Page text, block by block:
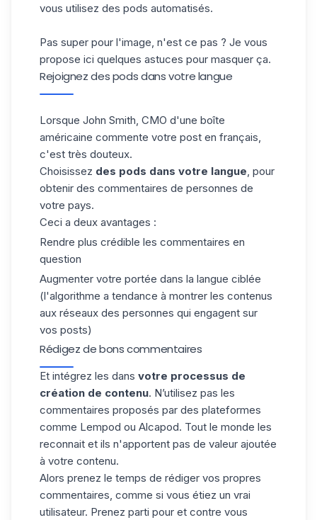
vous utilisez des pods automatisés.
Pas super pour l'image, n'est ce pas ? Je vous
propose ici quelques astuces pour masquer ça.
Rejoignez des pods dans votre langue
Lorsque John Smith, CMO d'une boîte
américaine commente votre post en français,
c'est très douteux.
Choisissez des pods dans votre langue, pour
obtenir des commentaires de personnes de
votre pays.
Ceci a deux avantages :
Rendre plus crédible les commentaires en
question
Augmenter votre portée dans la langue ciblée
(l'algorithme a tendance à montrer les contenus
aux réseaux des personnes qui engagent sur
vos posts)
Rédigez de bons commentaires
Et intégrez les dans votre processus de
création de contenu. N’utilisez pas les
commentaires proposés par des plateformes
comme Lempod ou Alcapod. Tout le monde les
reconnait et ils n'apportent pas de valeur ajoutée
à votre contenu.
Alors prenez le temps de rédiger vos propres
commentaires, comme si vous étiez un vrai
utilisateur. Prenez parti pour et contre vous